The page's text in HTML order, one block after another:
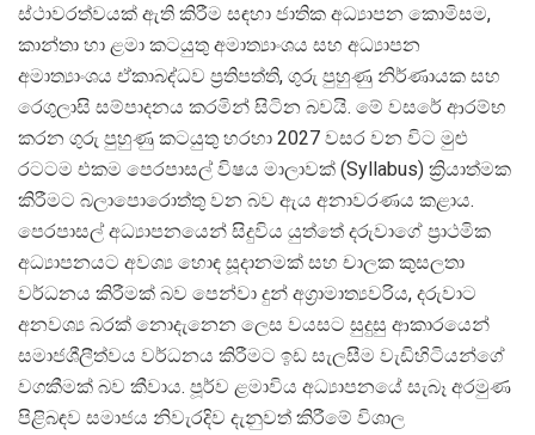
ස්ථාවරත්වයක් ඇති කිරීම සඳහා ජාතික අධ්යාපන කොමිසම,
කාන්තා හා ළමා කටයුතු අමාත්යාංශය සහ අධ්යාපන
අමාත්යාංශය ඒකාබද්ධව ප්රතිපත්ති, ගුරු පුහුණු නිර්ණායක සහ
රෙගුලාසි සම්පාදනය කරමින් සිටින බවයි. මේ වසරේ ආරම්භ
කරන ගුරු පුහුණු කටයුතු හරහා 2027 වසර වන විට මුළු
රටටම එකම පෙරපාසල් විෂය මාලාවක් (Syllabus) ක්රියාත්මක
කිරීමට බලාපොරොත්තු වන බව ඇය අනාවරණය කළාය.
පෙරපාසල් අධ්යාපනයෙන් සිදුවිය යුත්තේ දරුවාගේ ප්රාථමික
අධ්යාපනයට අවශ් ය හොඳ සූදානමක් සහ චාලක කුසලතා
වර්ධනය කිරීමක් බව පෙන්වා දුන් අග්රාමාත්යවරිය, දරුවාට
අනවශ් ය බරක් නොදැනෙන ලෙස වයසට සුදුසු ආකාරයෙන්
සමාජශීලීත්වය වර්ධනය කිරීමට ඉඩ සැලසීම වැඩිහිටියන්ගේ
වගකීමක් බව කීවාය. පූර්ව ළමාවිය අධ්යාපනයේ සැබෑ අරමුණ
පිළිබඳව සමාජය නිවැරදිව දැනුවත් කිරීමේ විශාල